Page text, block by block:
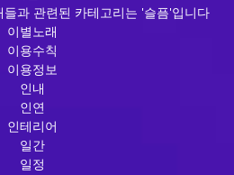
과 관련된 카테고리는 '슬픔'입니다
이별노래
이용수칙
이용정보
인내
인연
인테리어
일간
일정